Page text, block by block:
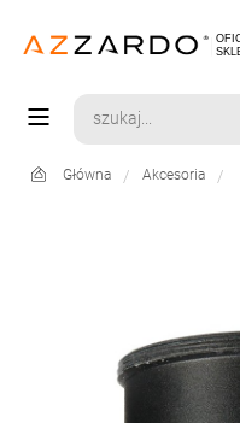
Główna Akcesoria